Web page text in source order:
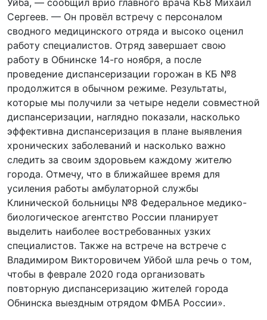
Уйба, — сообщил врио главного врача КБ8 Михаил
Сергеев. — Он провёл встречу с персоналом
сводного медицинского отряда и высоко оценил
работу специалистов. Отряд завершает свою
работу в Обнинске 14-го ноября, а после
проведение диспансеризации горожан в КБ №8
продолжится в обычном режиме. Результаты,
которые мы получили за четыре недели совместной
диспансеризации, наглядно показали, насколько
эффективна диспансеризация в плане выявления
хронических заболеваний и насколько важно
следить за своим здоровьем каждому жителю
города. Отмечу, что в ближайшее время для
усиления работы амбулаторной службы
Клинической больницы №8 Федеральное медико-
биологическое агентство России планирует
выделить наиболее востребованных узких
специалистов. Также на встрече на встрече с
Владимиром Викторовичем Уйбой шла речь о том,
чтобы в феврале 2020 года организовать
повторную диспансеризацию жителей города
Обнинска выездным отрядом ФМБА России».